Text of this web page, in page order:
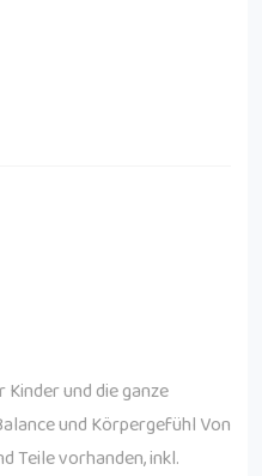
und die ganze
und Körpergefühl Von
Teile vorhanden, inkl.